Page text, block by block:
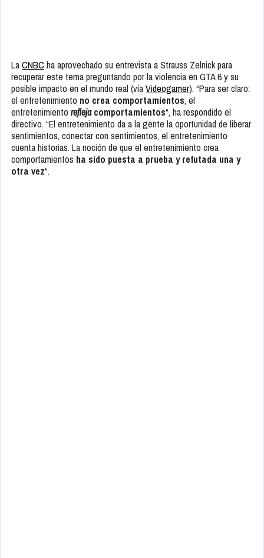
LaCNBC ha aprovechado su entrevista a Strauss Zelnick para
recuperar este tema preguntando por la violencia en GTA 6 y su
posible impacto en el mundo real (víaVideogamer). “Para ser claro:
el entretenimiento no crea comportamientos, el
entretenimiento reflejacomportamientos“, ha respondido el
directivo. “El entretenimiento da a la gente la oportunidad de liberar
sentimientos, conectar con sentimientos, el entretenimiento
cuenta historias. La noción de que el entretenimiento crea
comportamientos ha sido puesta a prueba y refutada una y
otra vez“.